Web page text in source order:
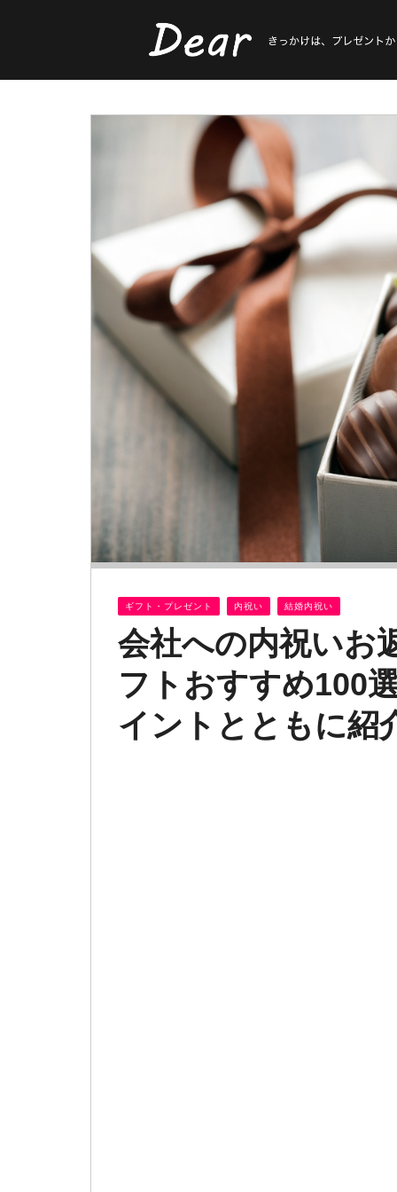
ギフト・プレゼント 内祝い 結婚内祝い
会社への内祝いお
フトおすすめ100
イントとともに紹